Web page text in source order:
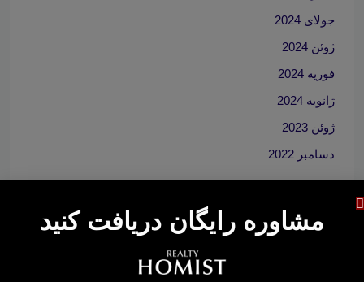
جولای 2024
ژوئن 2024
فوریه 2024
ژانویه 2024
ژوئن 2023
دسامبر 2022
CATEGORIES
مشاوره رایگان دریافت کنید